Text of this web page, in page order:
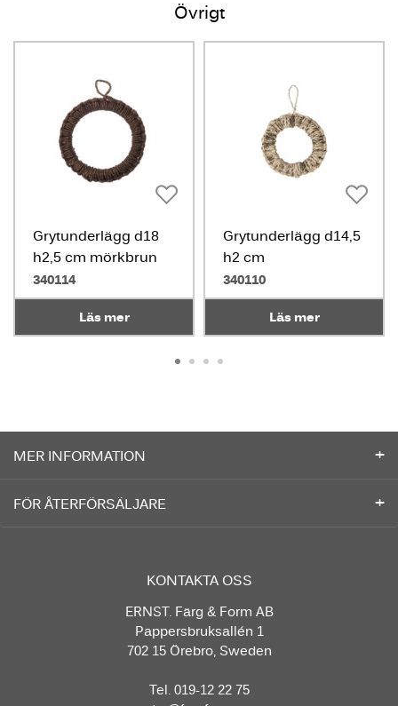
Övrigt
Grytunderlägg d18
h2,5 cm mörkbrun
340114
Läs mer
Grytunderlägg d14,5
h2 cm
340110
Läs mer
MER INFORMATION
FÖR ÅTERFÖRSÄLJARE
KONTAKTA OSS
ERNST. Färg & Form AB
Pappersbruksallén 1
702 15 Örebro, Sweden
Tel. 019-12 22 75